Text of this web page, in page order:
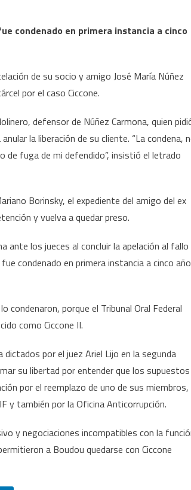
condenado en primera instancia a cinco
de su socio y amigo José María Núñez
por el caso Ciccone.
defensor de Núñez Carmona, quien
la liberación de su cliente. “La condena,
de fuga de mi defendido”, insistió el letrado
Borinsky, el expediente del amigo del ex
y vuelva a quedar preso.
ante los jueces al concluir la apelación al fallo
condenado en primera instancia a cinco
condenaron, porque el Tribunal Oral Federal
como Ciccone II.
por el juez Ariel Lijo en la segunda
su libertad por entender que los supuestos
por el reemplazo de uno de sus miembros,
y también por la Oficina Anticorrupción.
y negociaciones incompatibles con la
a Boudou quedarse con Ciccone